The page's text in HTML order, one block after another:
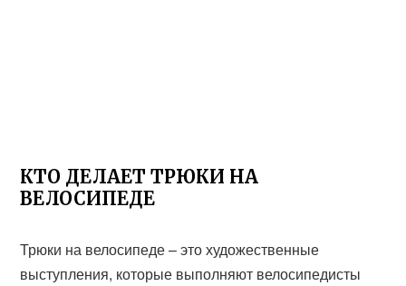
КТО ДЕЛАЕТ ТРЮКИ НА
ВЕЛОСИПЕДЕ
Трюки на велосипеде – это художественные
выступления, которые выполняют велосипедисты